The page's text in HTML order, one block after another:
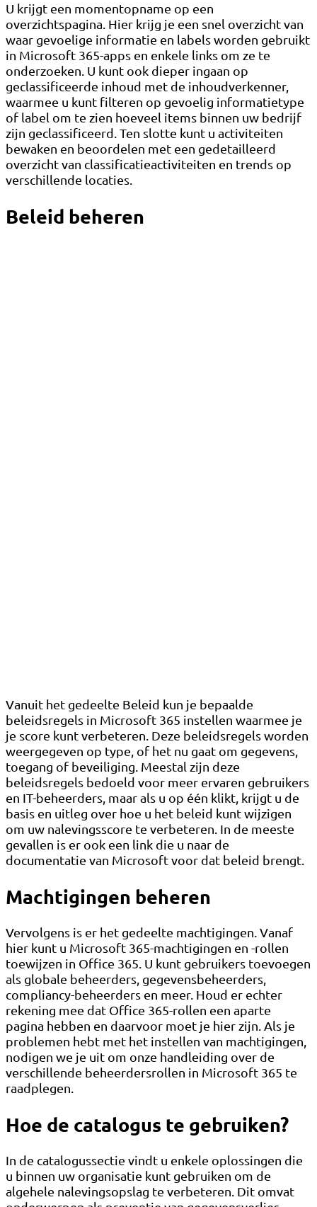
U krijgt een momentopname op een
overzichtspagina. Hier krijg je een snel overzicht van
waar gevoelige informatie en labels worden gebruikt
in Microsoft 365-apps en enkele links om ze te
onderzoeken. U kunt ook dieper ingaan op
geclassificeerde inhoud met de inhoudverkenner,
waarmee u kunt filteren op gevoelig informatietype
of label om te zien hoeveel items binnen uw bedrijf
zijn geclassificeerd. Ten slotte kunt u activiteiten
bewaken en beoordelen met een gedetailleerd
overzicht van classificatieactiviteiten en trends op
verschillende locaties.
Beleid beheren
Vanuit het gedeelte Beleid kun je bepaalde
beleidsregels in Microsoft 365 instellen waarmee je
je score kunt verbeteren. Deze beleidsregels worden
weergegeven op type, of het nu gaat om gegevens,
toegang of beveiliging. Meestal zijn deze
beleidsregels bedoeld voor meer ervaren gebruikers
en IT-beheerders, maar als u op één klikt, krijgt u de
basis en uitleg over hoe u het beleid kunt wijzigen
om uw nalevingsscore te verbeteren. In de meeste
gevallen is er ook een link die u naar de
documentatie van Microsoft voor dat beleid brengt.
Machtigingen beheren
Vervolgens is er het gedeelte machtigingen. Vanaf
hier kunt u Microsoft 365-machtigingen en -rollen
toewijzen in Office 365. U kunt gebruikers toevoegen
als globale beheerders, gegevensbeheerders,
compliancy-beheerders en meer. Houd er echter
rekening mee dat Office 365-rollen een aparte
pagina hebben en daarvoor moet je hier zijn. Als je
problemen hebt met het instellen van machtigingen,
nodigen we je uit om onze handleiding over de
verschillende beheerdersrollen in Microsoft 365 te
raadplegen.
Hoe de catalogus te gebruiken?
In de catalogussectie vindt u enkele oplossingen die
u binnen uw organisatie kunt gebruiken om de
algehele nalevingsopslag te verbeteren. Dit omvat